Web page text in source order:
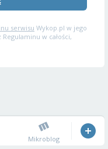
serwisu Wykop.pl w jego
w całości,
Mikroblog